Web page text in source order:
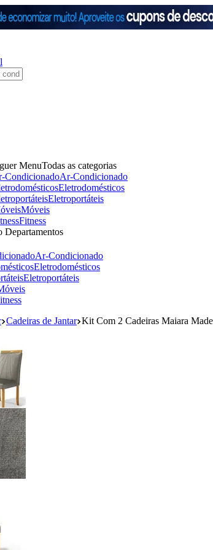
Todas as categorias
Ar-Condicionado
Eletrodomésticos
Eletroportáteis
Móveis
Fitness
Departamentos
Ar-Condicionado
Eletrodomésticos
Eletroportáteis
Cadeiras de Jantar Kit Com 2 Cadeiras Maiara